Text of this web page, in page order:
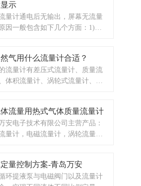
室外，应避免阳光直射，必要时
防晒防水装置
示
量计通电后无输出，屏幕无流量
因一般包含如下几个方面：1)、
干扰4)、流量小，小信号设定不
、安装不正确，电极没有接触介
传感器装在非金属管道，却无
气用什么流量计合适？
流量计有差压式流量计、质量流
体积流量计、涡轮式流量计、超
直接测量介质的质量流量，而不
体积和密度的乘积计算。
流量用热式气体质量流量计
安电子技术有限公司主营产品：
量计，电磁流量计，涡轮流量
及承接电气自动化项目。
量控制方案-青岛万安
环提液泵与电磁阀门以及流量计